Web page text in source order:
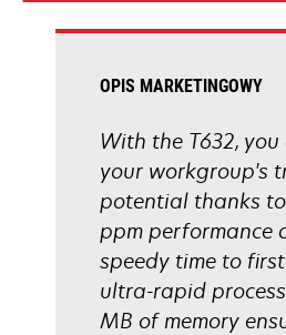
OPIS MARKETINGOWY
With the T632,
your workgroup's
potential thanks
ppm performance
speedy time to
ultra-rapid
MB of memory